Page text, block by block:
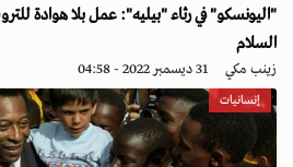
"اليونسكو" في رثاء "بيليه": عمل بلا هوادة
السلام
زينب مكي 31 ديسمبر 2022 - 04:58
إنسانيات